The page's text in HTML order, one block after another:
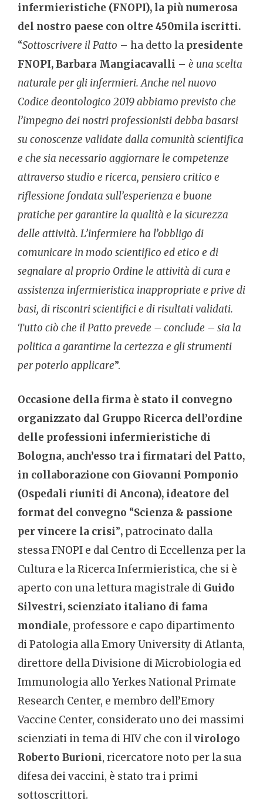
infermieristiche (FNOPI), la più numerosa
del nostro paese con oltre 450mila iscritti.
“Sottoscrivere il Patto – ha detto la presidente
FNOPI, Barbara Mangiacavalli – è una scelta
naturale per gli infermieri. Anche nel nuovo
Codice deontologico 2019 abbiamo previsto che
l’impegno dei nostri professionisti debba basarsi
su conoscenze validate dalla comunità scientifica
e che sia necessario aggiornare le competenze
attraverso studio e ricerca, pensiero critico e
riflessione fondata sull’esperienza e buone
pratiche per garantire la qualità e la sicurezza
delle attività. L’infermiere ha l’obbligo di
comunicare in modo scientifico ed etico e di
segnalare al proprio Ordine le attività di cura e
assistenza infermieristica inappropriate e prive di
basi, di riscontri scientifici e di risultati validati.
Tutto ciò che il Patto prevede – conclude – sia la
politica a garantirne la certezza e gli strumenti
per poterlo applicare”.
Occasione della firma è stato il convegno
organizzato dal Gruppo Ricerca dell’ordine
delle professioni infermieristiche di
Bologna, anch’esso tra i firmatari del Patto,
in collaborazione con Giovanni Pomponio
(Ospedali riuniti di Ancona), ideatore del
format del convegno “Scienza & passione
per vincere la crisi”, patrocinato dalla
stessa FNOPI e dal Centro di Eccellenza per la
Cultura e la Ricerca Infermieristica, che si è
aperto con una lettura magistrale di Guido
Silvestri, scienziato italiano di fama
mondiale, professore e capo dipartimento
di Patologia alla Emory University di Atlanta,
direttore della Divisione di Microbiologia ed
Immunologia allo Yerkes National Primate
Research Center, e membro dell’Emory
Vaccine Center, considerato uno dei massimi
scienziati in tema di HIV che con ilvirologo
Roberto Burioni, ricercatore noto per la sua
difesa dei vaccini, è stato tra i primi
sottoscrittori.